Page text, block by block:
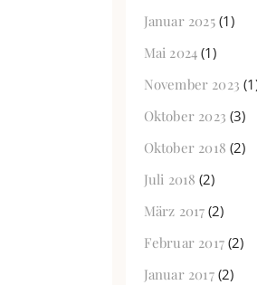
Januar 2025(1)
Mai 2024 (1)
November 2023
Oktober 2023 (3)
Oktober 2018 (2)
Juli 2018 (2)
März 2017 (2)
Februar 2017(2)
Januar 2017(2)